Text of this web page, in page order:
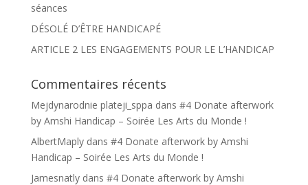
séances
DÉSOLÉ D’ÊTRE HANDICAPÉ
ARTICLE 2 LES ENGAGEMENTS POUR LE L’HANDICAP
Commentaires récents
Mejdynarodnie plateji_sppa dans #4 Donate afterwork
by Amshi Handicap – Soirée Les Arts du Monde !
AlbertMaplydans #4 Donate afterwork by Amshi
Handicap – Soirée Les Arts du Monde !
Jamesnatlydans #4 Donate afterwork by Amshi